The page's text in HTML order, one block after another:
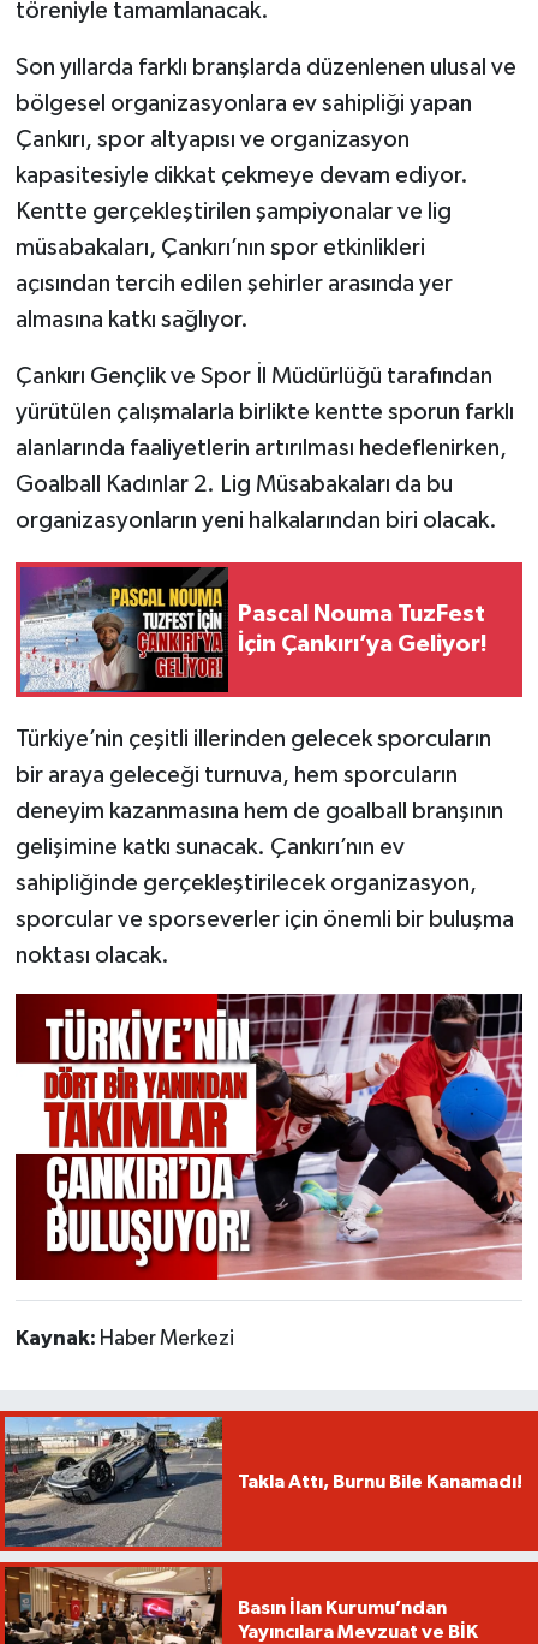
töreniyle tamamlanacak.
Son yıllarda farklı branşlarda düzenlenen ulusal ve
bölgesel organizasyonlara ev sahipliği yapan
Çankırı, spor altyapısı ve organizasyon
kapasitesiyle dikkat çekmeye devam ediyor.
Kentte gerçekleştirilen şampiyonalar ve lig
müsabakaları, Çankırı’nın spor etkinlikleri
açısından tercih edilen şehirler arasında yer
almasına katkı sağlıyor.
Çankırı Gençlik ve Spor İl Müdürlüğü tarafından
yürütülen çalışmalarla birlikte kentte sporun farklı
alanlarında faaliyetlerin artırılması hedeflenirken,
Goalball Kadınlar 2. Lig Müsabakaları da bu
organizasyonların yeni halkalarından biri olacak.
Pascal Nouma TuzFest
İçin Çankırı’ya Geliyor!
Türkiye’nin çeşitli illerinden gelecek sporcuların
bir araya geleceği turnuva, hem sporcuların
deneyim kazanmasına hem de goalball branşının
gelişimine katkı sunacak. Çankırı’nın ev
sahipliğinde gerçekleştirilecek organizasyon,
sporcular ve sporseverler için önemli bir buluşma
noktası olacak.
Kaynak: Haber Merkezi
Takla Attı, Burnu Bile Kanamadı!
Basın İlan Kurumu’ndan
Yayıncılara Mevzuat ve BİK